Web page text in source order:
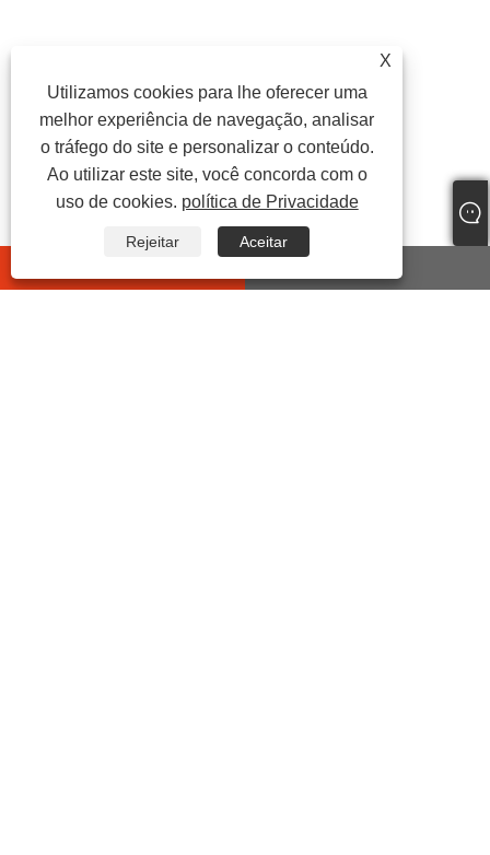
X
Utilizamos cookies para lhe oferecer uma
melhor experiência de navegação, analisar
o tráfego do site e personalizar o conteúdo.
Ao utilizar este site, você concorda com o
uso de cookies. política de Privacidade
Rejeitar Aceitar